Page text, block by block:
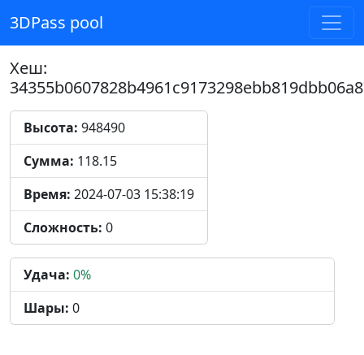
3DPass pool
Хеш:
Высота: 948490
Сумма: 118.15
Время: 2024-07-03 15:38:19
Сложность: 0
Удача: 0%
Шары: 0